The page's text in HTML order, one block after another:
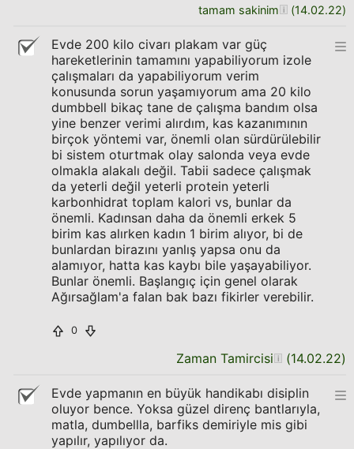
tamam sakinim (14.02.22)
Evde 200 kilo civarı plakam var güç
hareketlerinin tamamını yapabiliyorum izole
çalışmaları da yapabiliyorum verim
konusunda sorun yaşamıyorum ama 20 kilo
dumbbell bikaç tane de çalışma bandım olsa
yine benzer verimi alırdım, kas kazanımının
birçok yöntemi var, önemli olan sürdürülebilir
bi sistem oturtmak olay salonda veya evde
olmakla alakalı değil. Tabii sadece çalışmak
da yeterli değil yeterli protein yeterli
karbonhidrat toplam kalori vs, bunlar da
önemli. Kadınsan daha da önemli erkek 5
birim kas alırken kadın 1 birim alıyor, bi de
bunlardan birazını yanlış yapsa onu da
alamıyor, hatta kas kaybı bile yaşayabiliyor.
Bunlar önemli. Başlangıç için genel olarak
Ağırsağlam'a falan bak bazı fikirler verebilir.
0
Zaman Tamircisi (14.02.22)
Evde yapmanın en büyük handikabı disiplin
oluyor bence. Yoksa güzel direnç bantlarıyla,
matla, dumbellla, barfiks demiriyle mis gibi
yapılır, yapılıyor da.